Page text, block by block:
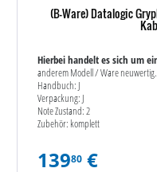
(B-Ware) Datalogic
Hierbei handelt es sich um
anderem Modell / Ware neuwertig.
Handbuch: J
Verpackung: J
Note Zustand: 2
Zubehör: komplett
13980 €